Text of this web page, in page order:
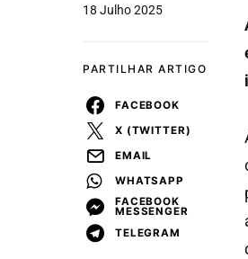
18 Julho 2025
PARTILHAR ARTIGO
FACEBOOK
X (TWITTER)
EMAIL
WHATSAPP
FACEBOOK
MESSENGER
TELEGRAM